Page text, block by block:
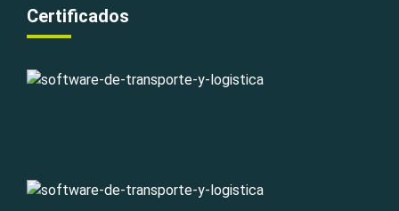
Certificados